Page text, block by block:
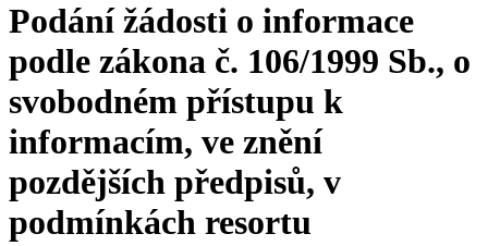
Podání žádosti o informace
podle zákona č. 106/1999 Sb., o
svobodném přístupu k
informacím, ve znění
pozdějších předpisů, v
podmínkách resortu